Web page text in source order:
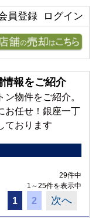
ログイン
員登録
報をご紹介
物件をご紹介。
お任せ！銀座一丁
ております
29件中
1～25件を表示中
1 2 次へ